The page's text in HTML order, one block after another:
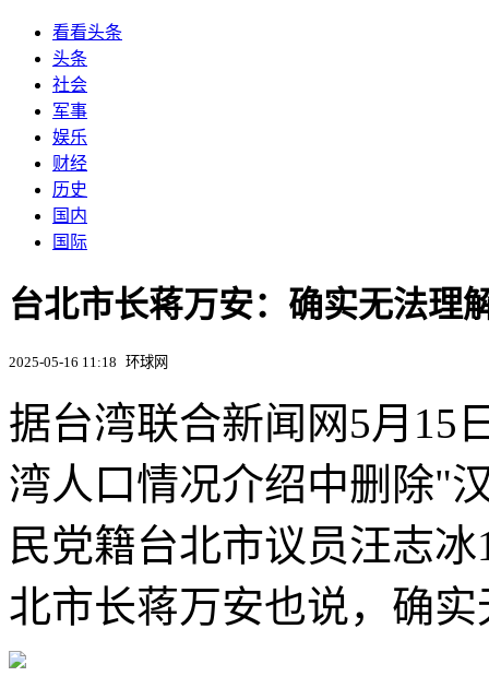
看看头条
头条
社会
军事
娱乐
财经
历史
国内
国际
台北市长蒋万安：确实无法理
2025-05-16 11:18 环球网
据台湾联合新闻网5月15
湾人口情况介绍中删除"
民党籍台北市议员汪志
北市长蒋万安也说，确